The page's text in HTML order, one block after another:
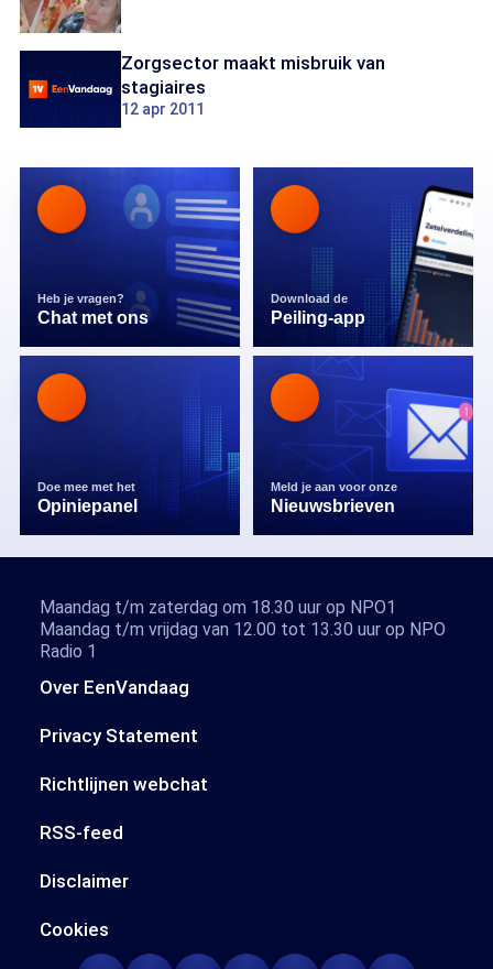
Zorgsector maakt misbruik van
stagiaires
12 apr 2011
Heb je vragen?
Chat met ons
Download de
Peiling-app
Doe mee met het
Opiniepanel
Meld je aan voor onze
Nieuwsbrieven
Over EenVandaag
Privacy Statement
Richtlijnen webchat
RSS-feed
Disclaimer
Cookies
Maandag t/m zaterdag om 18.30 uur op NPO1
Maandag t/m vrijdag van 12.00 tot 13.30 uur op NPO
Radio 1